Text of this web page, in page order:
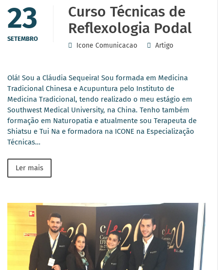
23
SETEMBRO
Curso Técnicas de
Reflexologia Podal
Icone Comunicacao Artigo
Olá! Sou a Cláudia Sequeira! Sou formada em Medicina
Tradicional Chinesa e Acupuntura pelo Instituto de
Medicina Tradicional, tendo realizado o meu estágio em
Southwest Medical University, na China. Tenho também
formação em Naturopatia e atualmente sou Terapeuta de
Shiatsu e Tui Na e formadora na ICONE na Especialização
Técnicas…
Ler mais